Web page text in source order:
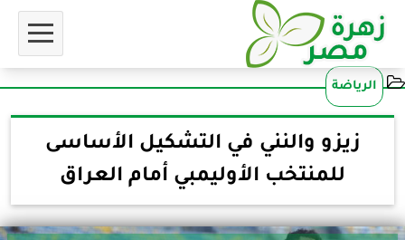
الرياضة
زيزو والنني في التشكيل الأساسى
للمنتخب الأوليمبي أمام العراق